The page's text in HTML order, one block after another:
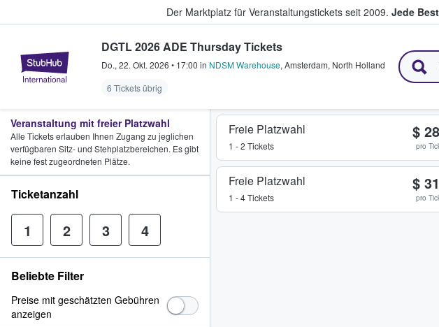
Der Marktplatz für Veranstaltungstickets seit 2009. Jede
StubHub - Wo Fans Tickets kaufen & verkaufen
DGTL 2026 ADE Thursday Tickets
Do., 22. Okt. 2026 • 17:00 in NDSM Warehouse, Amsterdam, North Holland
6 Tickets übrig
Freie Platzwahl
1 - 2 Tickets
$
pro
Freie Platzwahl
1 - 4 Tickets
$
pro
Veranstaltung mit freier Platzwahl
Alle Tickets erlauben Ihnen Zugang zu jeglichen
verfügbaren Sitz- und Stehplatzbereichen. Es gibt
keine fest zugeordneten Plätze.
Ticketanzahl
1 2 3 4
Beliebte Filter
Preise mit geschätzten Gebühren
anzeigen